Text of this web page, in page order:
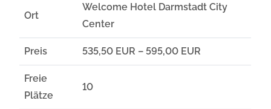
Ort
Welcome Hotel Darmstadt City
Center
Preis 535,50 EUR – 595,00 EUR
Freie
Plätze
10